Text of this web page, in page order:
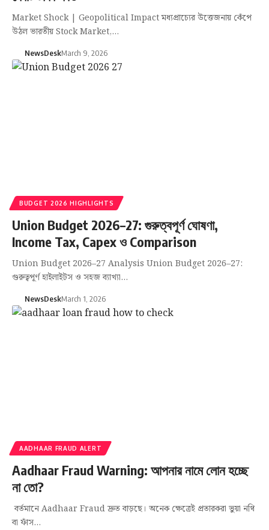
Market Shock | Geopolitical Impact মধ্যপ্রাচ্যের উত্তেজনায় কেঁপে
উঠল ভারতীয় Stock Market,…
NewsDeskMarch 9, 2026
BUDGET 2026 HIGHLIGHTS
Union Budget 2026–27: গুরুত্বপূর্ণ ঘোষণা,
Income Tax, Capex ও Comparison
Union Budget 2026–27 Analysis Union Budget 2026–27:
গুরুত্বপূর্ণ হাইলাইটস ও সহজ ব্যাখ্যা…
NewsDeskMarch 1, 2026
AADHAAR FRAUD ALERT
Aadhaar Fraud Warning: আপনার নামে লোন হচ্ছে
না তো?
বর্তমানে Aadhaar Fraud দ্রুত বাড়ছে। অনেক ক্ষেত্রেই প্রতারকরা ভুয়া নথি
বা ফাঁস…